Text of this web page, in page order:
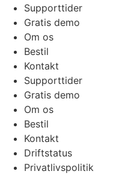
Supporttider
Gratis demo
Om os
Bestil
Kontakt
Supporttider
Gratis demo
Om os
Bestil
Kontakt
Driftstatus
Privatlivspolitik